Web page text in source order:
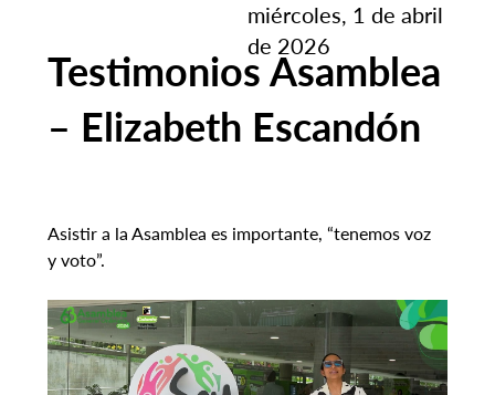
miércoles, 1 de abril
de 2026
Testimonios Asamblea
– Elizabeth Escandón
Asistir a la Asamblea es importante, “tenemos voz
y voto”.